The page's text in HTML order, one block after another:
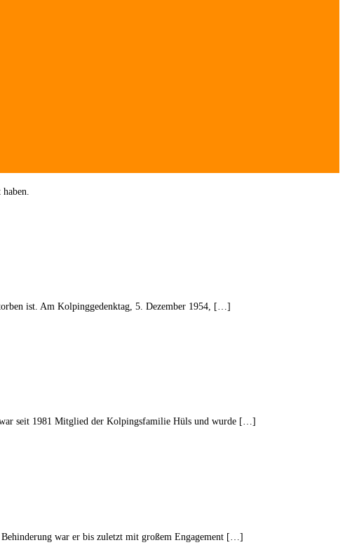
ist. Am Kolpinggedenktag, 5. Dezember 1954, […]
seit 1981 Mitglied der Kolpingsfamilie Hüls und wurde […]
war er bis zuletzt mit großem Engagement […]